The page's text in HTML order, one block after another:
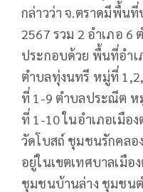
กล่าวว่า จ.ตราดมีพื้น
2567 รวม 2 อำเภอ
ประกอบด้วย พื้นที่อำเ
ตำบลทุ่งนทรี หมู่ที่
ที่ 1-9 ตำบลประณีต ห
ที่ 1-10 ในอำเภอเมือ
วัดโบสถ์ ชุมชนรักคลอ
อยู่ในเขตเทศบาลเมื
ชุมชนบ้านล่าง ชุมชน